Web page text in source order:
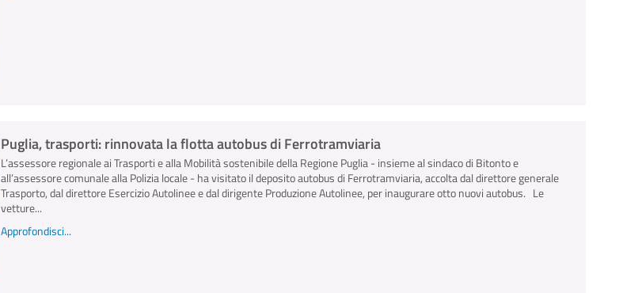
Puglia, trasporti: rinnovata la flotta autobus di Ferrotramviaria
L’assessore regionale ai Trasporti e alla Mobilità sostenibile della Regione Puglia - insieme al sindaco di Bitonto e
all’assessore comunale alla Polizia locale - ha visitato il deposito autobus di Ferrotramviaria, accolta dal direttore generale
Trasporto, dal direttore Esercizio Autolinee e dal dirigente Produzione Autolinee, per inaugurare otto nuovi autobus. Le
vetture...
Approfondisci...